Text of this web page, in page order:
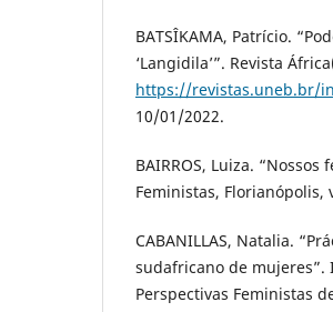
BATSÎKAMA, Patrício.
‘Langidila’”. Revista
https://revistas.uneb.br/
10/01/2022.
BAIRROS, Luiza.
Feministas, Florianópolis,
CABANILLAS, Natalia.
sudafricano de mujeres”.
Perspectivas Feministas